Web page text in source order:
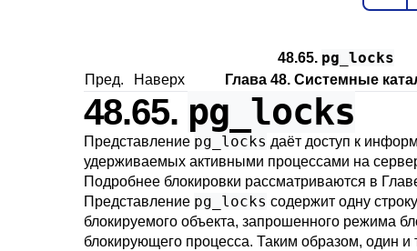
48.65. pg_locks
Пред. Наверх Глава 48. Системные
48.65. pg_locks
Представление pg_locks даёт доступ к
удерживаемых активными процессами на
Подробнее блокировки рассматриваются в
Представление pg_locks содержит одну
блокируемого объекта, запрошенного режима
блокирующего процесса. Таким образом, один и